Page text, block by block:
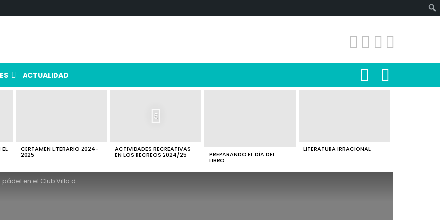
ACTUALIDAD
SEARCH
EL CERTAMEN LITERARIO 2024-
2025
5
ACTIVIDADES RECREATIVAS
EN LOS RECREOS 2024/25 PREPARANDO EL DÍA DEL
LIBRO
LITERATURA IRRACIONAL
el Club Villa de Otura (19/11/2021)